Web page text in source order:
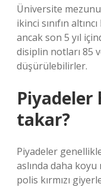
Üniversite
ikinci sınıfın
ancak son 5 yıl
disiplin notları 85
düşürülebilirler.
Piyadeler
takar?
Piyadeler
aslında daha
polis kırmızı